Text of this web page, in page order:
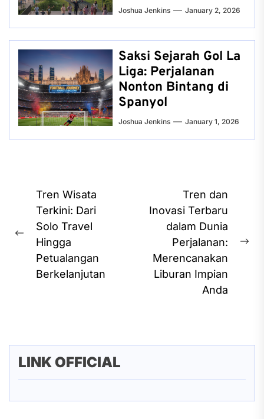
Joshua Jenkins January 2, 2026
Saksi Sejarah Gol La
Liga: Perjalanan
Nonton Bintang di
Spanyol
Joshua Jenkins January 1, 2026
Post
navigation
Previous
post:
Tren Wisata
Terkini: Dari
Solo Travel
Hingga
Petualangan
Berkelanjutan
Tren dan
Inovasi Terbaru
dalam Dunia
Perjalanan:
Merencanakan
Liburan Impian
Anda
LINK OFFICIAL